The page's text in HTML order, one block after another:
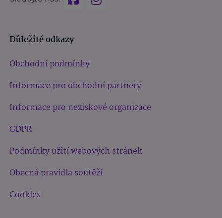
Důležité odkazy
Obchodní podmínky
Informace pro obchodní partnery
Informace pro neziskové organizace
GDPR
Podmínky užití webových stránek
Obecná pravidla soutěží
Cookies